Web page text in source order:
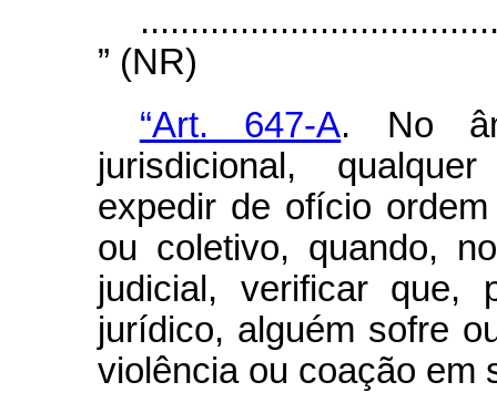
” (NR)
“Art. 647-A. No
jurisdicional,
expedir de ofício
ou coletivo, quando,
judicial, verificar que,
jurídico, alguém sofre
violência ou coação em